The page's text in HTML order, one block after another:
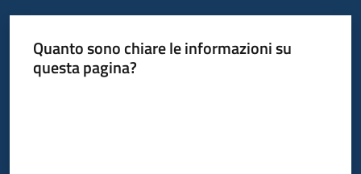
Quanto sono chiare le informazioni su
questa pagina?